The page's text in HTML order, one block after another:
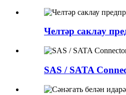
Челтәр саклау
SAS / SATA